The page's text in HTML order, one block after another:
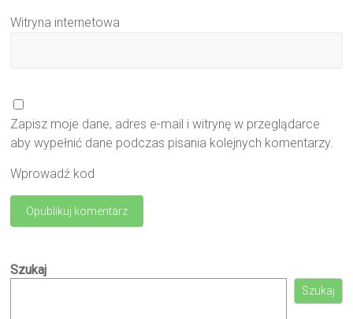
Witryna internetowa
Zapisz moje dane, adres e-mail i witrynę w przeglądarce
aby wypełnić dane podczas pisania kolejnych komentarzy.
Wprowadź kod
Szukaj
Szukaj